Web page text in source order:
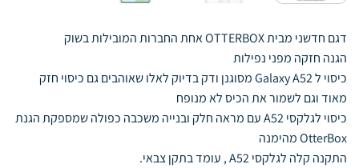
דגם חדשני מבית OTTERBOX אחת החברות המובילות בשוק
הגנה חזקה מפני נפילות
כיסוי ל Galaxy A52 מסוגנן ודק בדיוק לאלו שאוהבים גם כיסוי חזק
מאוד וגם לשמור את הכיס לא מנופח
כיסוי לגלקסי A52 עם מראה חלק ובנייה משכבה כפולה שמספקת הגנת
OtterBox מהימנה
התקנה קלה לגלקסי A52 , עומד בתקן צבאי.